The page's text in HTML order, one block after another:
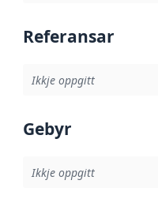
Referansar
Ikkje oppgitt
Gebyr
Ikkje oppgitt